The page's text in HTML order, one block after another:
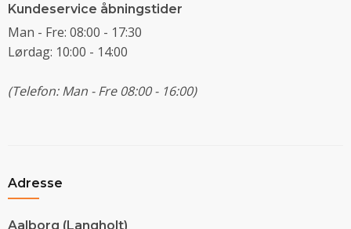
Kundeservice åbningstider
Man - Fre: 08:00 - 17:30
Lørdag: 10:00 - 14:00
(Telefon: Man - Fre 08:00 - 16:00)
Adresse
Aalborg (Langholt)